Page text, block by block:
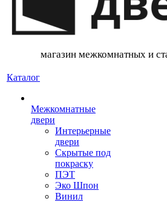
магазин межкомнатных и
Каталог
Межкомнатные
двери
Интерьерные
двери
Скрытые под
покраску
ПЭТ
Эко Шпон
Винил